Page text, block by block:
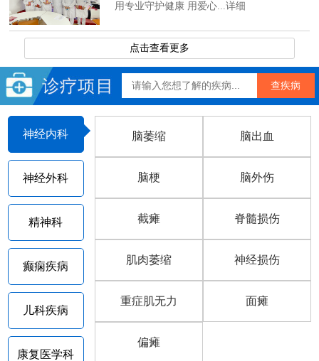
用专业守护健康 用爱心...详细
点击查看更多
神经内科
神经外科
精神科
癫痫疾病
儿科疾病
康复医学科
脑萎缩 脑出血
脑梗 脑外伤
截瘫 脊髓损伤
肌肉萎缩 神经损伤
重症肌无力 面瘫
偏瘫